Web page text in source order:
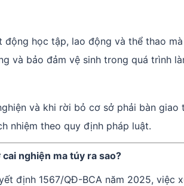
học tập, lao động và thể thao
và bảo đảm vệ sinh trong quá trình
và khi rời bỏ cơ sở phải bàn giao
nhiệm theo quy định pháp luật.
nghiện ma túy ra sao?
định 1567/QĐ-BCA năm 2025, việc